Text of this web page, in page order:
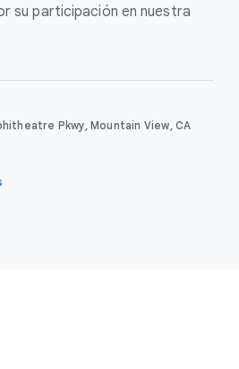
su participación en nuestra
Pkwy, Mountain View, CA